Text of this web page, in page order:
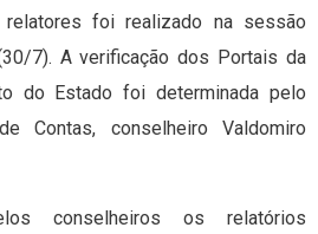
foi realizado na sessão
7). A verificação dos Portais da
do Estado foi determinada pelo
Contas, conselheiro Valdomiro
conselheiros os relatórios